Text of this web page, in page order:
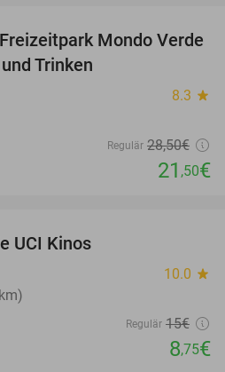
25%
Mondo Verde
Trinken
8.3 star
Regulär 28,50€
21 ,50€
UCI Kinos
10.0 star
Regulär 15€
8,75€